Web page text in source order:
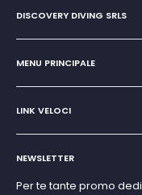
DISCOVERY DIVING SRLS
Unipersonale di
San Teodoro, Marina di
MENU PRINCIPALE
Home
Super Promo
Marchi
Subacquea
Apnea e Spearfishing
LINK VELOCI
Cerca
Termini e Condizioni
Privacy Policy
NEWSLETTER
Per te tante promo